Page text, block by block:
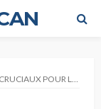
1964 – 1965 Leçon du 9 décembre 1964